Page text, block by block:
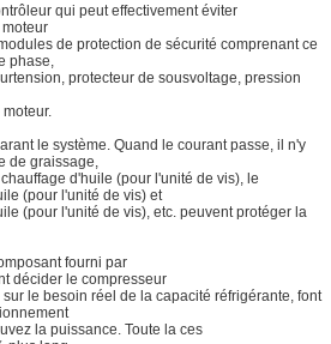
qui peut effectivement éviter
de protection de sécurité comprenant ce
phase,
protecteur de sousvoltage, pression
le système. Quand le courant passe, il n'y
de graissage,
d'huile (pour l'unité de vis), le
(pour l'unité de vis) et
(pour l'unité de vis), etc. peuvent protéger la
fourni par
décider le compresseur
le besoin réel de la capacité réfrigérante, font
la puissance. Toute la ces